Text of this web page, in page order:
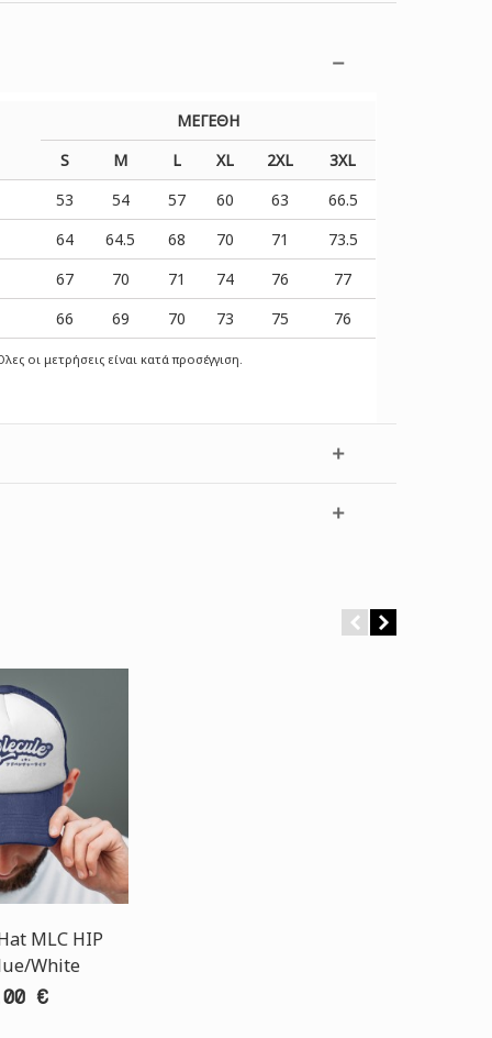
ΜΕΓΕΘΗ
S
M L XL 2XL 3XL
οι μετρήσεις είναι κατά προσέγγιση.
53 54 57 60 63
66.5
64 64.5 68 70 71
73.5
67 70 71 74 76
77
66 69 70 73 75 76
MLC HIP
White
€